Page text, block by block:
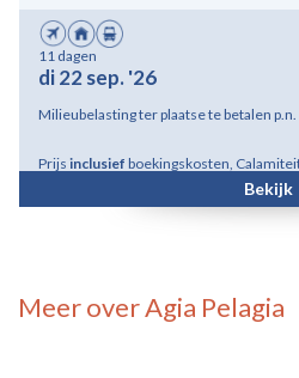
11 dagen
di 22 sep. '26
Milieubelasting ter plaatse te betalen p.n.
Prijs inclusief boekingskosten,
Bekijk
Meer over Agia Pelagia